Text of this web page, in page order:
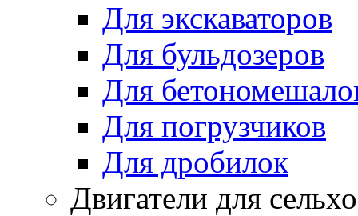
Для экскаваторов
Для бульдозеров
Для
Для погрузчиков
Для дробилок
Двигатели для